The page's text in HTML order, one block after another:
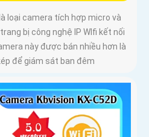
loại camera tích hợp micro và
bị công nghệ IP WIfi kết nối
này được bán nhiều hơn là
để giám sát ban đêm